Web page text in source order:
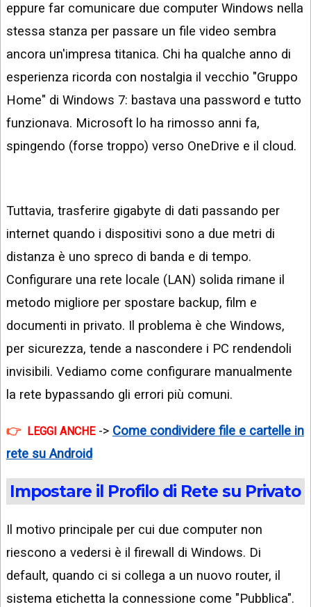
ARGOMENTI:
ANDROID
AI
APPS
APPS
WINDOWS
STRUMENTI
NEWS
LINKEDIN
eppure far comunicare due computer Windows nella
stessa stanza per passare un file video sembra
ancora un'impresa titanica. Chi ha qualche anno di
esperienza ricorda con nostalgia il vecchio "Gruppo
Home" di Windows 7: bastava una password e tutto
funzionava. Microsoft lo ha rimosso anni fa,
spingendo (forse troppo) verso OneDrive e il cloud.
Tuttavia, trasferire gigabyte di dati passando per
internet quando i dispositivi sono a due metri di
distanza è uno spreco di banda e di tempo.
Configurare una rete locale (LAN) solida rimane il
metodo migliore per spostare backup, film e
documenti in privato. Il problema è che Windows,
per sicurezza, tende a nascondere i PC rendendoli
invisibili. Vediamo come configurare manualmente
la rete bypassando gli errori più comuni.
LEGGI ANCHE-> Come condividere file e cartelle in
rete su Android
Impostare il Profilo di Rete su Privato
Il motivo principale per cui due computer non
riescono a vedersi è il firewall di Windows. Di
default, quando ci si collega a un nuovo router, il
sistema etichetta la connessione come "Pubblica".